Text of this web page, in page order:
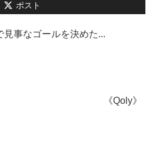
ポスト
事なゴールを決めた...
《Qoly》